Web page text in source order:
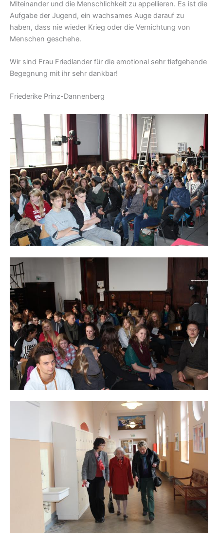
Miteinander und die Menschlichkeit zu appellieren. Es ist die
Aufgabe der Jugend, ein wachsames Auge darauf zu
haben, dass nie wieder Krieg oder die Vernichtung von
Menschen geschehe.
Wir sind Frau Friedlander für die emotional sehr tiefgehende
Begegnung mit ihr sehr dankbar!
Friederike Prinz-Dannenberg